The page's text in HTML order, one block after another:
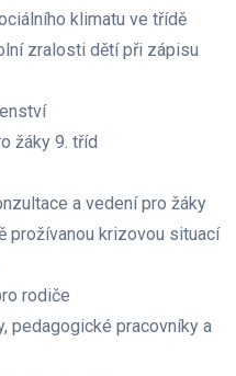
klimatu ve třídě
zralosti dětí při zápisu
žáky 9. tříd
a vedení pro žáky
prožívanou krizovou situací
rodiče
pedagogické pracovníky a